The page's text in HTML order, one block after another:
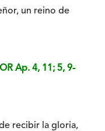
un reino de
Ap. 4, 11; 5, 9-
recibir la gloria,